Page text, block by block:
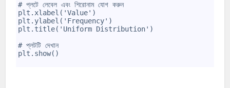
# প্লটে লেবেল এবং শিরোনাম যোগ করুন
plt.xlabel('Value')
plt.ylabel('Frequency')
plt.title('Uniform Distribution')
# প্লটটি দেখান
plt.show()